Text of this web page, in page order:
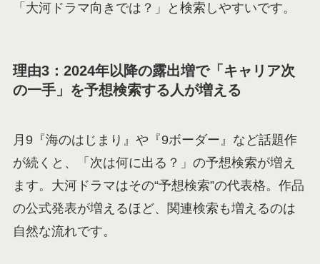
「大河ドラマ向きでは？」と検索しやすいです。
理由3：2024年以降の露出増で「キャリア次
の一手」を予想検索する人が増える
月9『海のはじまり』や『9ボーダー』など話題作
が続くと、「次は何に出る？」の予想検索が増え
ます。大河ドラマはその“予想検索”の代表格。作品
の公式発表が増えるほど、関連検索も増えるのは
自然な流れです。